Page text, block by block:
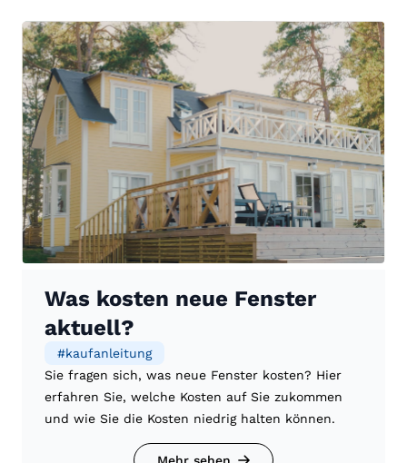
Was kosten neue Fenster
aktuell?
#kaufanleitung
Sie fragen sich, was neue Fenster kosten? Hier
erfahren Sie, welche Kosten auf Sie zukommen
und wie Sie die Kosten niedrig halten können.